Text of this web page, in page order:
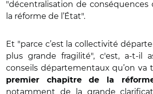
"décentralisation de conséquences
la réforme de l’État".
Et "parce c’est la collectivité
plus grande fragilité", c'est, a-t-il
conseils départementaux qu’on va
premier chapitre de la
notamment de la grande